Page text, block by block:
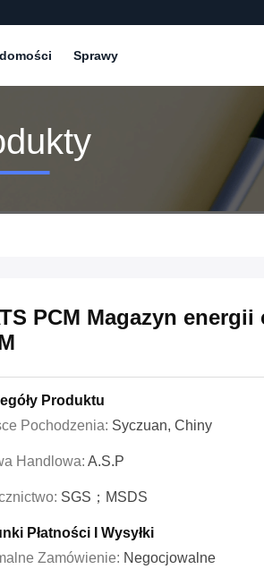
Sprawy
PCM Magazyn
Produktu
Pochodzenia: Syczuan, Chiny
Handlowa: A.S.P
SGS；MSDS
Płatności I Wysyłki
Zamówienie: Negocjowalne